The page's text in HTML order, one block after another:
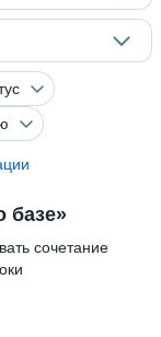
базе»
сочетание